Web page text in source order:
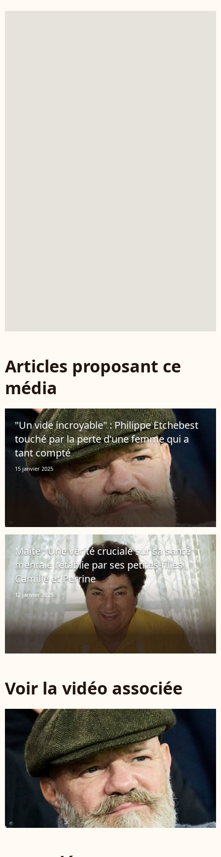
Articles proposant ce
média
"Un vide incroyable" : Philippe Etchebest
touché par la perte d'une femme qui a
tant compté
15 janvier 2025
Maïté : Une vérité cruciale sur sa santé
mentale rétablie par ses petites-filles
Camille et Perrine
12 janvier 2025
Voir la vidéo associée